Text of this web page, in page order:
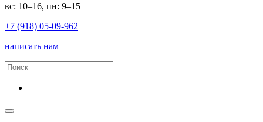
вс: 10–16, пн: 9–15
+7 (918) 05-09-962
написать нам